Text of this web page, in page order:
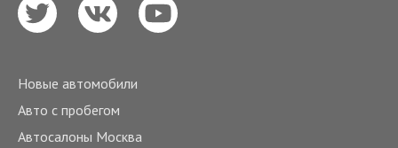
Новые автомобили
Авто с пробегом
Автосалоны Москва